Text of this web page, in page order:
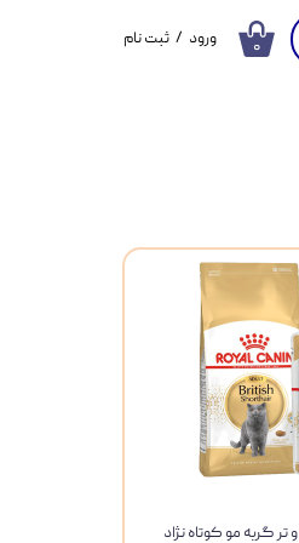
۰ ورود / ثبت نام
گربه مو کوتاه نژاد